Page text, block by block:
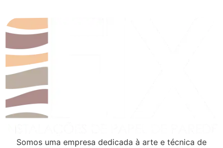
Somos uma empresa dedicada à arte e técnica de